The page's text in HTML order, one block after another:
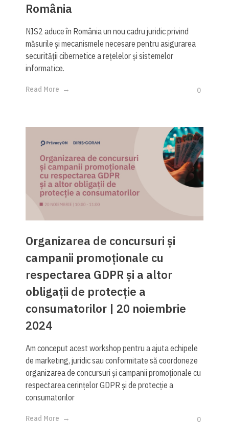
România
NIS2 aduce în România un nou cadru juridic privind
măsurile și mecanismele necesare pentru asigurarea
securității cibernetice a rețelelor și sistemelor
informatice.
Read More 0
Organizarea de concursuri și
campanii promoționale cu
respectarea GDPR și a altor
obligații de protecție a
consumatorilor | 20 noiembrie
2024
Am conceput acest workshop pentru a ajuta echipele
de marketing, juridic sau conformitate să coordoneze
organizarea de concursuri și campanii promoționale cu
respectarea cerințelor GDPR și de protecție a
consumatorilor
Read More 0